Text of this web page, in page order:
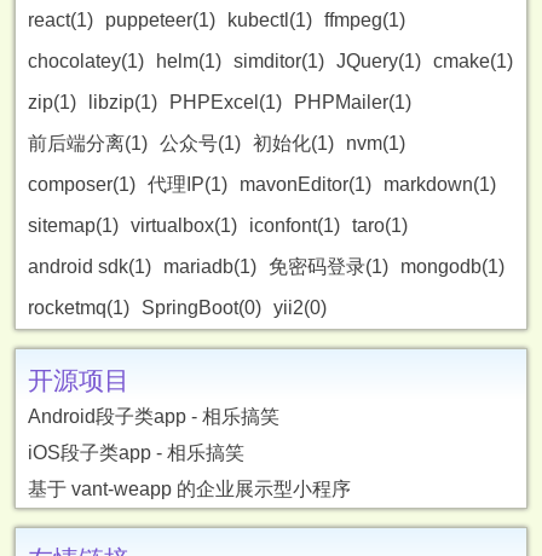
react(1)
puppeteer(1) kubectl(1) ffmpeg(1)
chocolatey(1)
helm(1) simditor(1) JQuery(1) cmake(1)
zip(1)
libzip(1) PHPExcel(1)
PHPMailer(1)
前后端分离(1) 公众号(1) 初始化(1)
nvm(1)
composer(1) 代理IP(1) mavonEditor(1)
markdown(1)
sitemap(1) virtualbox(1) iconfont(1) taro(1)
android sdk(1)
mariadb(1) 免密码登录(1)
mongodb(1)
rocketmq(1)
SpringBoot(0) yii2(0)
开源项目
Android段子类app - 相乐搞笑
iOS段子类app - 相乐搞笑
基于 vant-weapp 的企业展示型小程序